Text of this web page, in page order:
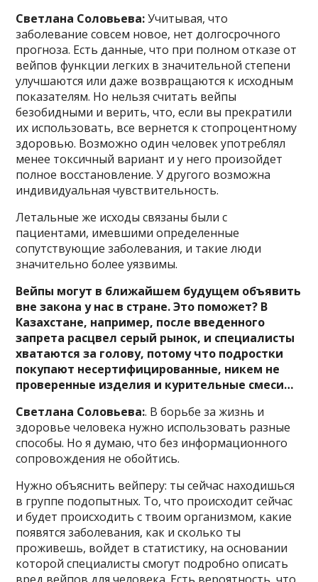
Светлана Соловьева:Учитывая, что
заболевание совсем новое, нет долгосрочного
прогноза. Есть данные, что при полном отказе от
вейпов функции легких в значительной степени
улучшаются или даже возвращаются к исходным
показателям. Но нельзя считать вейпы
безобидными и верить, что, если вы прекратили
их использовать, все вернется к стопроцентному
здоровью. Возможно один человек употреблял
менее токсичный вариант и у него произойдет
полное восстановление. У другого возможна
индивидуальная чувствительность.
Летальные же исходы связаны были с
пациентами, имевшими определенные
сопутствующие заболевания, и такие люди
значительно более уязвимы.
Вейпы могут в ближайшем будущем объявить
вне закона у нас в стране. Это поможет? В
Казахстане, например, после введенного
запрета расцвел серый рынок, и специалисты
хватаются за голову, потому что подростки
покупают несертифицированные, никем не
проверенные изделия и курительные смеси…
Светлана Соловьева:. В борьбе за жизнь и
здоровье человека нужно использовать разные
способы. Но я думаю, что без информационного
сопровождения не обойтись.
Нужно объяснить вейперу: ты сейчас находишься
в группе подопытных. То, что происходит сейчас
и будет происходить с твоим организмом, какие
появятся заболевания, как и сколько ты
проживешь, войдет в статистику, на основании
которой специалисты смогут подробно описать